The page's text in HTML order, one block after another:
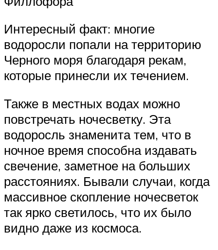
Интересный факт: многие
водоросли попали на территорию
Черного моря благодаря рекам,
которые принесли их течением.
Также в местных водах можно
повстречать ночесветку. Эта
водоросль знаменита тем, что в
ночное время способна издавать
свечение, заметное на больших
расстояниях. Бывали случаи, когда
массивное скопление ночесветок
так ярко светилось, что их было
видно даже из космоса.